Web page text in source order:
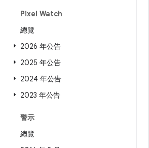
Pixel Watch
總覽
2026 年公告
2025 年公告
2024 年公告
2023 年公告
警示
總覽